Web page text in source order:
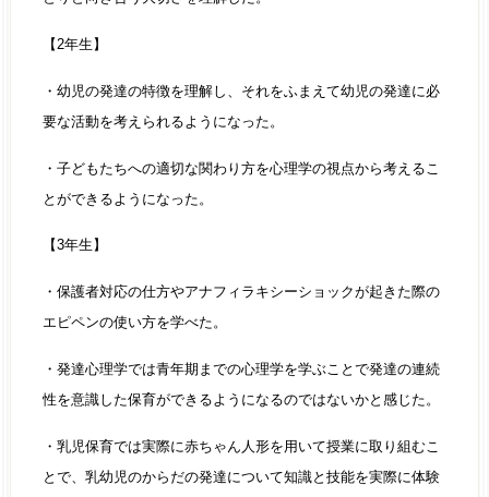
【2年生】
・幼児の発達の特徴を理解し、それをふまえて幼児の発達に必
要な活動を考えられるようになった。
・子どもたちへの適切な関わり方を心理学の視点から考えるこ
とができるようになった。
【3年生】
・保護者対応の仕方やアナフィラキシーショックが起きた際の
エピペンの使い方を学べた。
・発達心理学では青年期までの心理学を学ぶことで発達の連続
性を意識した保育ができるようになるのではないかと感じた。
・乳児保育では実際に赤ちゃん人形を用いて授業に取り組むこ
とで、乳幼児のからだの発達について知識と技能を実際に体験